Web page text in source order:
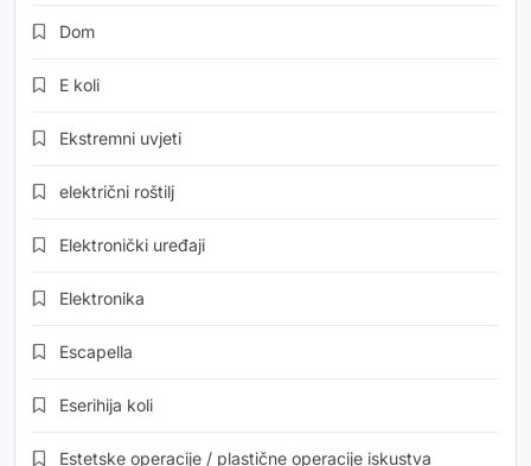
Dom
E koli
Ekstremni uvjeti
električni roštilj
Elektronički uređaji
Elektronika
Escapella
Eserihija koli
Estetske operacije / plastične operacije iskustva